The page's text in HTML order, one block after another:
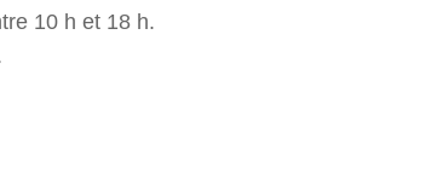
10 h et 18 h.